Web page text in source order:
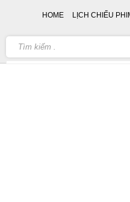
HOME LỊCH CHIẾU